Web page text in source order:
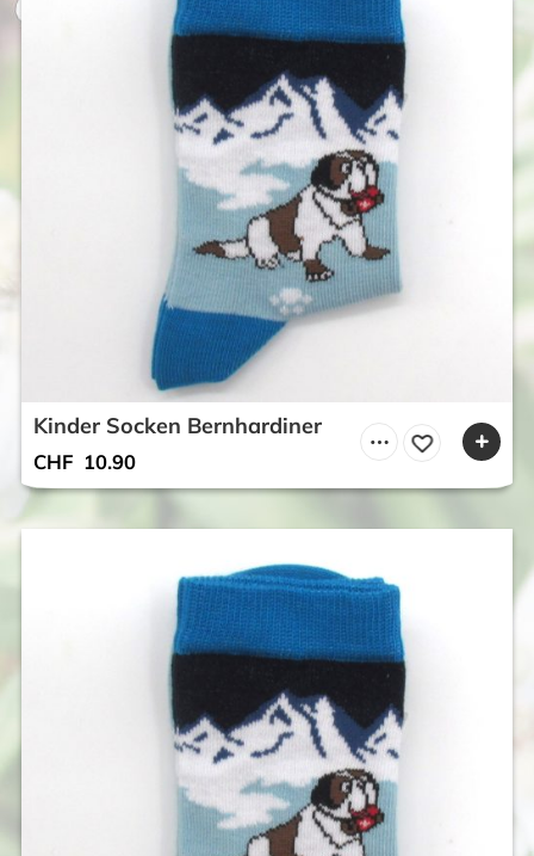
Kinder Socken Bernhardiner
CHF 10.90